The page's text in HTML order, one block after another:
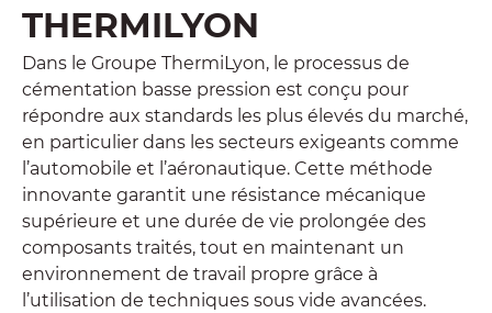
THERMILYON
Dans le Groupe ThermiLyon, le processus de
cémentation basse pression est conçu pour
répondre aux standards les plus élevés du marché,
en particulier dans les secteurs exigeants comme
l’automobile et l’aéronautique. Cette méthode
innovante garantit une résistance mécanique
supérieure et une durée de vie prolongée des
composants traités, tout en maintenant un
environnement de travail propre grâce à
l’utilisation de techniques sous vide avancées.